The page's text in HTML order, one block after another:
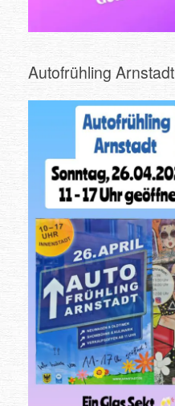
Autofrühling Arnstadt